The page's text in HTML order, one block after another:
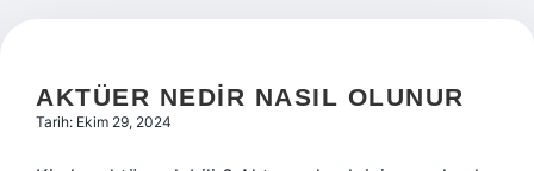
AKTÜER NEDIR NASIL OLUNUR
Tarih: Ekim 29, 2024